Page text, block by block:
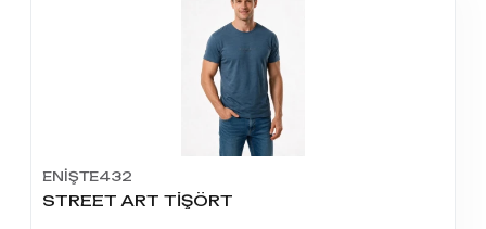
ENİŞTE432
STREET ART TİŞÖRT